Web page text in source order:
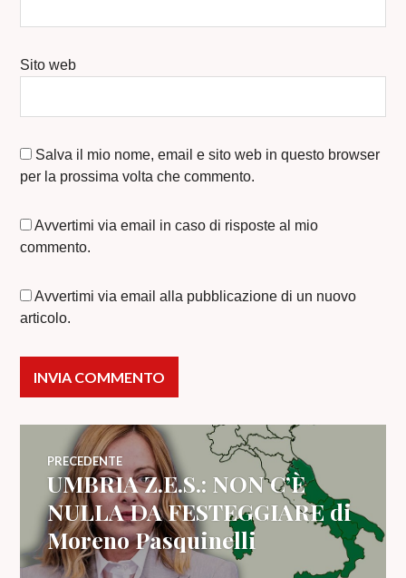
Sito web
Salva il mio nome, email e sito web in questo browser
per la prossima volta che commento.
Avvertimi via email in caso di risposte al mio
commento.
Avvertimi via email alla pubblicazione di un nuovo
articolo.
Navigazione
articoli
PRECEDENTE
Articolo
precedente:
UMBRIA Z.E.S.: NON C’È
NULLA DA FESTEGGIARE di
Moreno Pasquinelli